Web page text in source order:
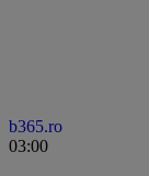
b365.ro
03:00